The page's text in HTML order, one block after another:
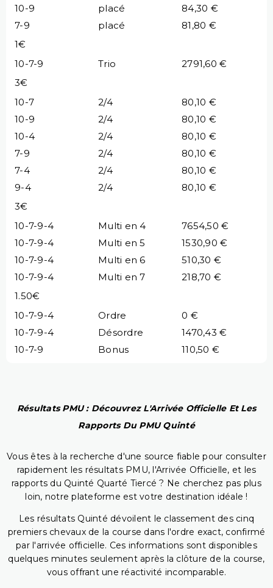
10-9 placé
84,30 €
7-9
placé
81,80 €
1€
10-7-9
Trio
2791,60 €
3€
10-7
2/4
80,10 €
10-9
2/4
80,10 €
10-4
2/4
80,10 €
7-9
2/4
80,10 €
7-4
2/4
80,10 €
9-4
2/4
80,10 €
3€
10-7-9-4
Multi en 4
7654,50 €
10-7-9-4
Multi en 5
1530,90 €
10-7-9-4
Multi en 6
510,30 €
10-7-9-4
Multi en 7
218,70 €
1.50€
10-7-9-4
Ordre
0 €
10-7-9-4
Désordre
1470,43 €
10-7-9
Bonus 110,50 €
Résultats PMU : Découvrez L'Arrivée Officielle Et Les
Rapports Du PMU Quinté
Vous êtes à la recherche d'une source fiable pour consulter
rapidement les résultats PMU, l'Arrivée Officielle, et les
rapports du Quinté Quarté Tiercé ? Ne cherchez pas plus
loin, notre plateforme est votre destination idéale !
Les résultats Quinté dévoilent le classement des cinq
premiers chevaux de la course dans l'ordre exact, confirmé
par l'arrivée officielle. Ces informations sont disponibles
quelques minutes seulement après la clôture de la course,
vous offrant une réactivité incomparable.